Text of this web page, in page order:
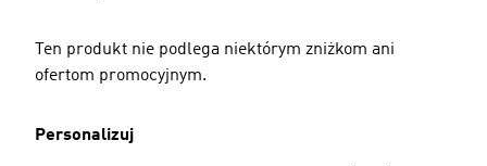
Ten produkt nie podlega niektórym zniżkom ani
ofertom promocyjnym.
Personalizuj